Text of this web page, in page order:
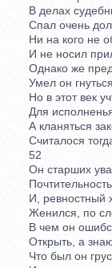
В делах
Спал очень
Ни на кого не
И не носил
Однако же пред
Умел он
Но в этот век
Для
А кланяться
Считалося
52
Он старших
И, ревностный
Женился, по
В чем он
Открыть, а знаю
Что был он